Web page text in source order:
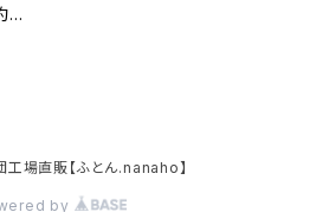
場直販【ふとん.nanaho】
by